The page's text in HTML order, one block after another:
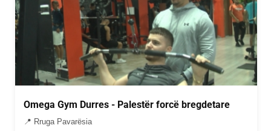
Omega Gym Durres - Palestër forcë bregdetare
📍 Rruga Pavarësia